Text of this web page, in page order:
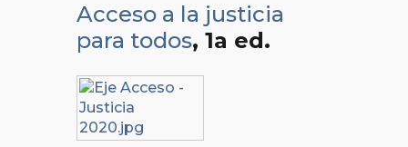
Acceso a la justicia
para todos, 1a ed.